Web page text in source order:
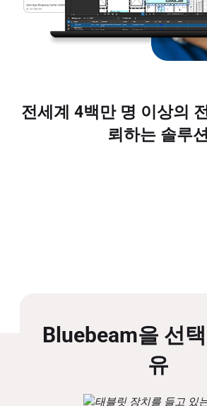
전세계 4백만 명 이상의
뢰하는 솔루션
Bluebeam을 선택
유